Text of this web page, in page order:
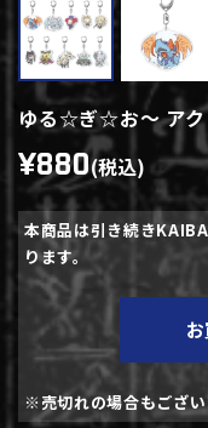
ゆる☆ぎ☆お～ アク
¥880(税込)
本商品は引き続き
ります。
※売切れの場合もござ